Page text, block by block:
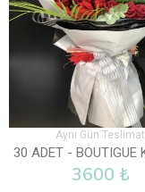
Aynı Gün Teslimat
3600 ₺